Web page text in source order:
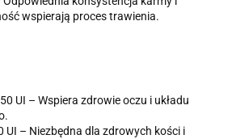
wspierają proces trawienia.
UI – Wspiera zdrowie oczu i układu
UI – Niezbędna dla zdrowych kości i